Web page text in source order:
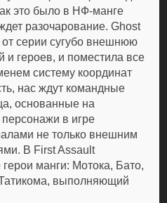
это было в НФ-манге
разочарование. Ghost
серии сугубо внешнюю
и героев, и поместила все
систему координат
нас ждут командные
основанные на
в игре
не только внешним
В First Assault
манги: Мотока, Бато,
выполняющий